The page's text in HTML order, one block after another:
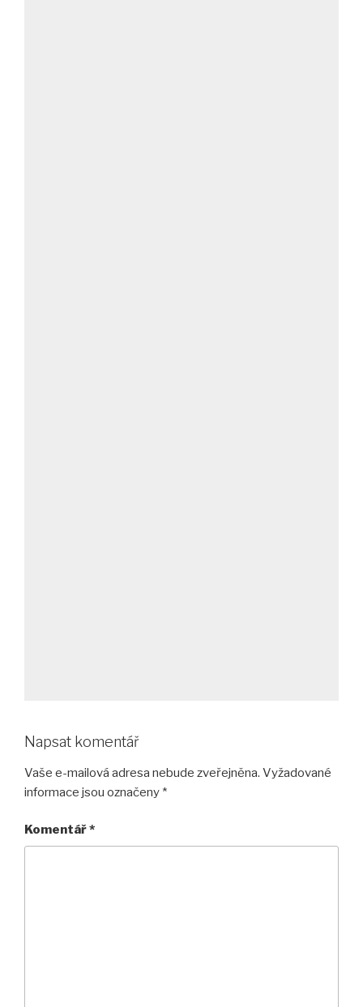
Napsat komentář
Vaše e-mailová adresa nebude zveřejněna. Vyžadované
informace jsou označeny *
Komentář*